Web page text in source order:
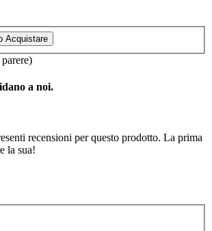
Acquistare
a noi.
recensioni per questo prodotto. La prima
la sua!